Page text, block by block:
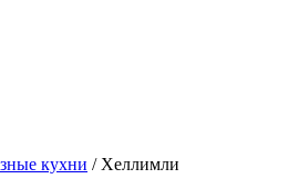
кухни / Хеллимли